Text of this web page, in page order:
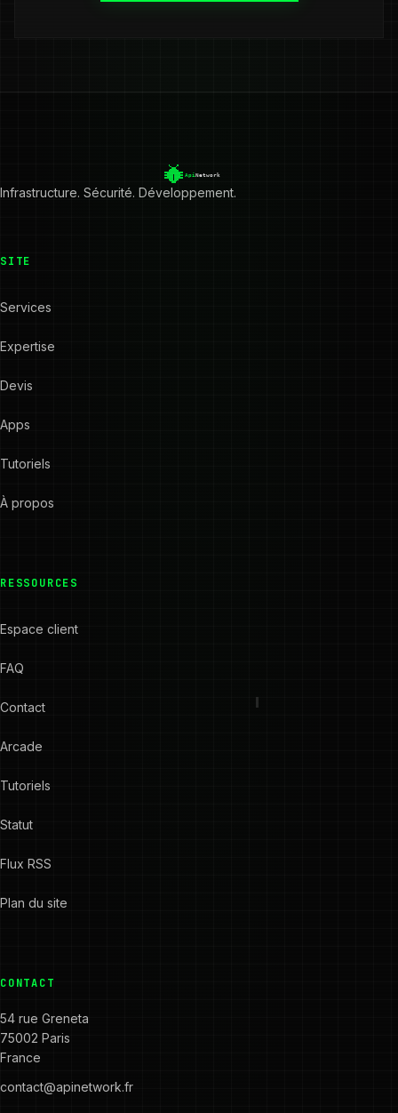
Infrastructure. Sécurité. Développement.
SITE
Services
Expertise
Devis
Apps
Tutoriels
À propos
RESSOURCES
Espace client
FAQ
Contact
Arcade
Tutoriels
Statut
Flux RSS
Plan du site
CONTACT
54 rue Greneta
75002 Paris
France
contact@apinetwork.fr